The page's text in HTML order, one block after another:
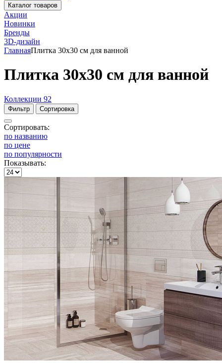
Каталог товаров
Акции
Новинки
Бренды
3D-дизайн
ГлавнаяПлитка 30x30 см для ванной
Плитка 30x30 см для ванной
Коллекции 92
Фильтр Сортировка
Сортировать:
по названию
по цене
по популярности
Показывать: